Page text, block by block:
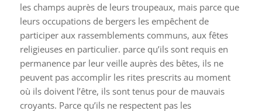
les champs auprès de leurs troupeaux, mais parce que
leurs occupations de bergers les empêchent de
participer aux rassemblements communs, aux fêtes
religieuses en particulier. parce qu’ils sont requis en
permanence par leur veille auprès des bêtes, ils ne
peuvent pas accomplir les rites prescrits au moment
où ils doivent l’être, ils sont tenus pour de mauvais
croyants. Parce qu’ils ne respectent pas les